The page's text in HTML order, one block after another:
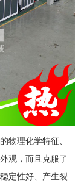
物理化学特征、
观，而且克服了
定性好、产生裂